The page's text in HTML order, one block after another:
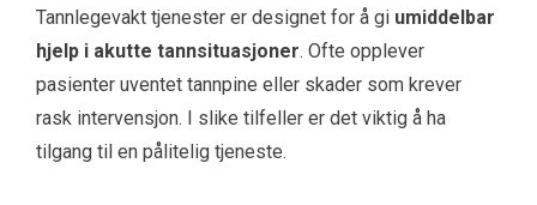
Tannlegevakt tjenester er designet for å gi umiddelbar
hjelp i akutte tannsituasjoner. Ofte opplever
pasienter uventet tannpine eller skader som krever
rask intervensjon. I slike tilfeller er det viktig å ha
tilgang til en pålitelig tjeneste.